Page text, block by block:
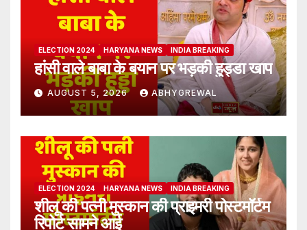
ELECTION 2024 HARYANA NEWS INDIA BREAKING
हांसी वाले बाबा के बयान पर भड़की हुड्डा खाप
AUGUST 5, 2026 ABHYGREWAL
ELECTION 2024 HARYANA NEWS INDIA BREAKING
शीलू की पत्नी मुस्कान की प्राइमरी पोस्टमॉर्टम
रिपोर्ट सामने आई